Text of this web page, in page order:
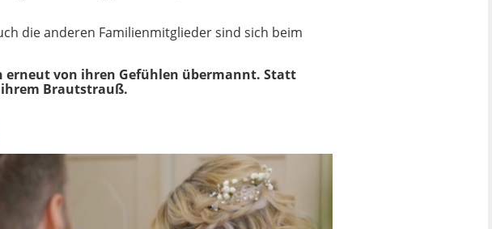
die anderen Familienmitglieder sind sich beim
erneut von ihren Gefühlen übermannt. Statt
ihrem Brautstrauß.